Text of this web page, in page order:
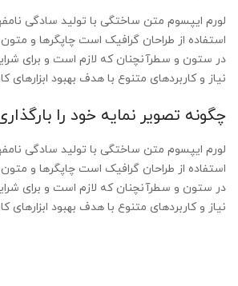
لورم ایپسوم متن ساختگی با تولید سادگی
استفاده از طراحان گرافیک است چاپگرها و
در ستون و سطرآنچنان که لازم است و برای
نیاز و کاربردهای متنوع با هدف بهبود ابزارهای
چگونه تصویر نمایه خود را
لورم ایپسوم متن ساختگی با تولید سادگی
استفاده از طراحان گرافیک است چاپگرها و
در ستون و سطرآنچنان که لازم است و برای
نیاز و کاربردهای متنوع با هدف بهبود ابزارهای